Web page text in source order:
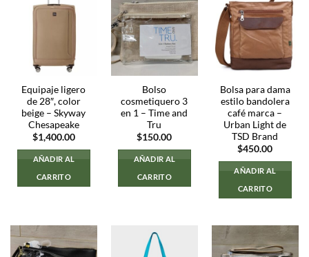
Equipaje ligero
de 28″, color
beige – Skyway
Chesapeake
$1,400.00
AÑADIR AL
CARRITO
Bolso
cosmetiquero 3
en 1 – Time and
Tru
$150.00
AÑADIR AL
CARRITO
Bolsa para dama
estilo bandolera
café marca –
Urban Light de
TSD Brand
$450.00
AÑADIR AL
CARRITO